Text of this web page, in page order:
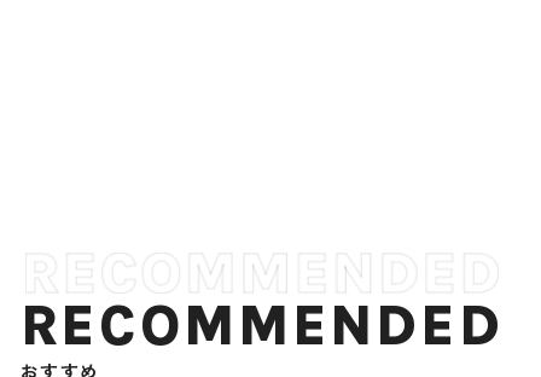
RECOMMENDED
おすすめ